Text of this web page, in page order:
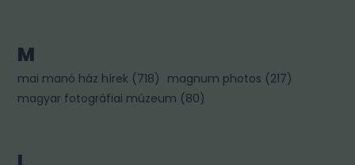
M
mai manó ház hírek (718) magnum photos (217)
magyar fotográfiai múzeum (80)